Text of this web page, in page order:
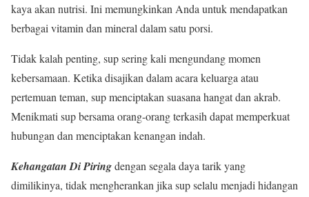
kaya akan nutrisi. Ini memungkinkan Anda untuk mendapatkan
berbagai vitamin dan mineral dalam satu porsi.
Tidak kalah penting, sup sering kali mengundang momen
kebersamaan. Ketika disajikan dalam acara keluarga atau
pertemuan teman, sup menciptakan suasana hangat dan akrab.
Menikmati sup bersama orang-orang terkasih dapat memperkuat
hubungan dan menciptakan kenangan indah.
Kehangatan Di Piringdengan segala daya tarik yang
dimilikinya, tidak mengherankan jika sup selalu menjadi hidangan